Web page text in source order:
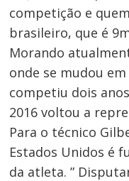
competição e
brasileiro, que é
Morando
onde se mudou
competiu dois
2016 voltou a
Para o técnico
Estados Unidos é
da atleta. ”